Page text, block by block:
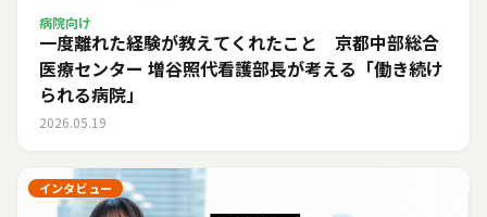
病院向け
一度離れた経験が教えてくれたこと 京都中部総合
医療センター 増谷照代看護部長が考える「働き続け
られる病院」
2026.05.19
インタビュー